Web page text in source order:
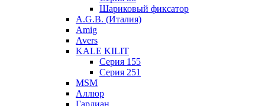
Шариковый фиксатор
A.G.B. (Италия)
Amig
Avers
KALE KILIT
Серия 155
Серия 251
MSM
Аллюр
Гардиан